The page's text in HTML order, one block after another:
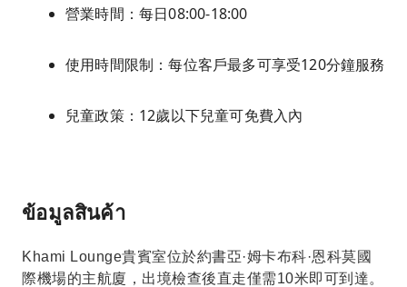
營業時間：每日08:00-18:00
使用時間限制：每位客戶最多可享受120分鐘服務
兒童政策：12歲以下兒童可免費入內
ข้อมูลสินค้า
Khami Lounge貴賓室位於約書亞·姆卡布科·恩科莫國
際機場的主航廈，出境檢查後直走僅需10米即可到達。